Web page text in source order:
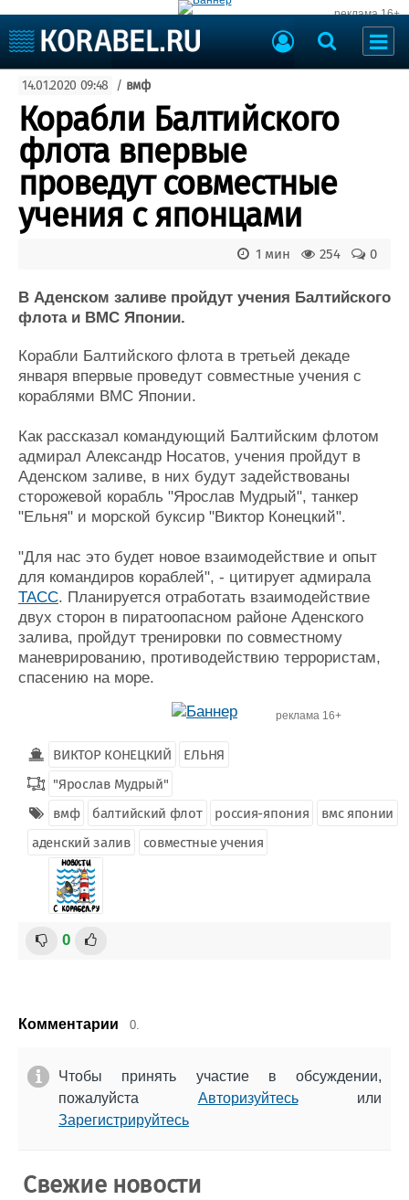
реклама 16+
Судоходство
Судоремонт
События
Пресс-релизы
Порты
Рыболовство
Образование
Яхты и катера
Еще
Пульс
Новости
Репутация
Работа
Крюинг
Реклама
Доска объявлений
Продажа флота
Изделия
Материалы
Услуги
Конференции
Выставки и семинары
Словарь
Флот
Галерея флота
Отзывы
Все службы
14.01.2020 09:48 / вмф
Корабли Балтийского
флота впервые
проведут совместные
учения с японцами
0
254
1 мин
В Аденском заливе пройдут учения Балтийского
флота и ВМС Японии.
Корабли Балтийского флота в третьей декаде
января впервые проведут совместные учения с
кораблями ВМС Японии.
Как рассказал командующий Балтийским флотом
адмирал Александр Носатов, учения пройдут в
Аденском заливе, в них будут задействованы
сторожевой корабль "Ярослав Мудрый", танкер
"Ельня" и морской буксир "Виктор Конецкий".
"Для нас это будет новое взаимодействие и опыт
для командиров кораблей", - цитирует адмирала
ТАСС. Планируется отработать взаимодействие
двух сторон в пиратоопасном районе Аденского
залива, пройдут тренировки по совместному
маневрированию, противодействию террористам,
спасению на море.
реклама 16+
ВИКТОР КОНЕЦКИЙ
ЕЛЬНЯ
"Ярослав Мудрый"
вмф
балтийский флот россия-япония
вмс японии
аденский залив
совместные учения
0
Комментарии 0.
Чтобы принять участие в обсуждении,
пожалуйста Авторизуйтесьили
Зарегистрируйтесь
Свежие новости